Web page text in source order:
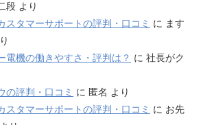
段 より
スタマーサポートの評判・口コミ に ます
電機の働きやすさ・評判は？ に 社長がク
の評判・口コミ に 匿名 より
スタマーサポートの評判・口コミ に お先